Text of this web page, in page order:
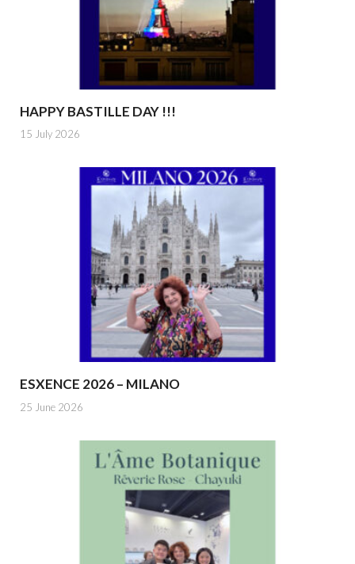
HAPPY BASTILLE DAY !!!
15 July 2026
ESXENCE 2026 – MILANO
25 June 2026